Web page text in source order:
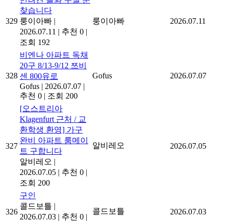
329
찾습니다
룽이아빠 |
2026.07.11 | 추천 0 |
조회 192
룽이아빠 2026.07.11
328
비엔나 아파트 독채
20구 8/13-9/12 쯔비
센 800유로
Gofus | 2026.07.07 |
추천 0 | 조회 200
Gofus 2026.07.07
327
[오스트리아
Klagenfurt 근처 / 교
환학생 환영] 가구
완비 아파트 룸메이
트 구합니다
알비레오 |
2026.07.05 | 추천 0 |
조회 200
알비레오 2026.07.05
326
구인
콜드보틀 |
2026.07.03 | 추천 0 |
콜드보틀 2026.07.03